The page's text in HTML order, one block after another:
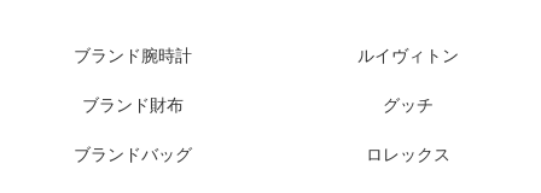
ブランド腕時計
ブランド財布
ブランドバッグ
ルイヴィトン
グッチ
ロレックス